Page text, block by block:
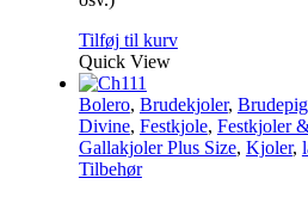
Tilføj til kurv
Quick View
Bolero, Brudekjoler,
Divine, Festkjole, Festkjoler
Gallakjoler Plus Size, Kjoler,
Tilbehør